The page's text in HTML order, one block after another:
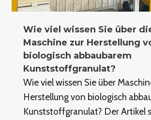
Wie viel wissen Sie über
Maschine zur Herstellung
biologisch abbaubarem
Kunststoffgranulat?
Wie viel wissen Sie über
Herstellung von biologisch
Kunststoffgranulat? Der Artikel